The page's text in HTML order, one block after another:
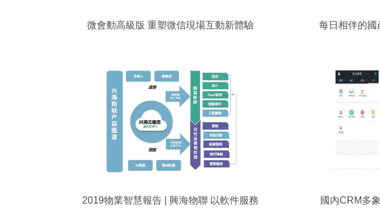
微會動高級版 重塑微信現場互動新體驗
每日相伴的國
2019物業智慧報告 | 興海物聯 以軟件服務
國內CRM多